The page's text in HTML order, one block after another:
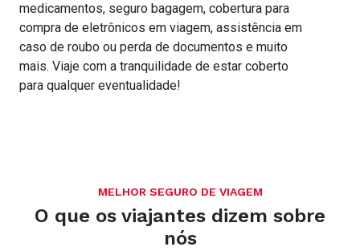
medicamentos, seguro bagagem, cobertura para
compra de eletrônicos em viagem, assistência em
caso de roubo ou perda de documentos e muito
mais. Viaje com a tranquilidade de estar coberto
para qualquer eventualidade!
MELHOR SEGURO DE VIAGEM
O que os viajantes dizem sobre
nós